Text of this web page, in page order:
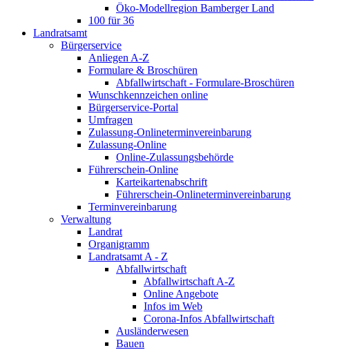
Öko-Modellregion Bamberger Land
100 für 36
Landratsamt
Bürgerservice
Anliegen A-Z
Formulare & Broschüren
Abfallwirtschaft - Formulare-Broschüren
Wunschkennzeichen online
Bürgerservice-Portal
Umfragen
Zulassung-Onlineterminvereinbarung
Zulassung-Online
Online-Zulassungsbehörde
Führerschein-Online
Karteikartenabschrift
Führerschein-Onlineterminvereinbarung
Terminvereinbarung
Verwaltung
Landrat
Organigramm
Landratsamt A - Z
Abfallwirtschaft
Abfallwirtschaft A-Z
Online Angebote
Infos im Web
Corona-Infos Abfallwirtschaft
Ausländerwesen
Bauen